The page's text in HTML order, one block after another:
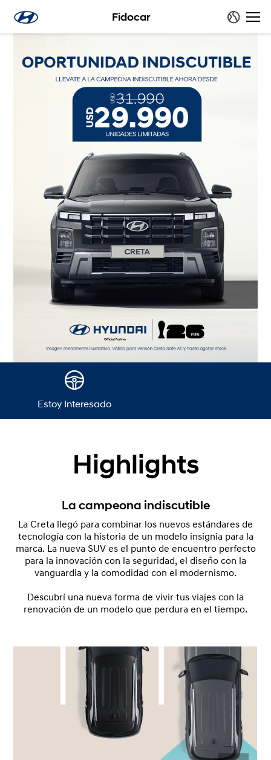
Fidocar
Estoy Interesado
Highlights
La campeona indiscutible
La Creta llegó para combinar los nuevos estándares de
tecnología con la historia de un modelo insignia para la
marca. La nueva SUV es el punto de encuentro perfecto
para la innovación con la seguridad, el diseño con la
vanguardia y la comodidad con el modernismo.
Descubrí una nueva forma de vivir tus viajes con la
renovación de un modelo que perdura en el tiempo.